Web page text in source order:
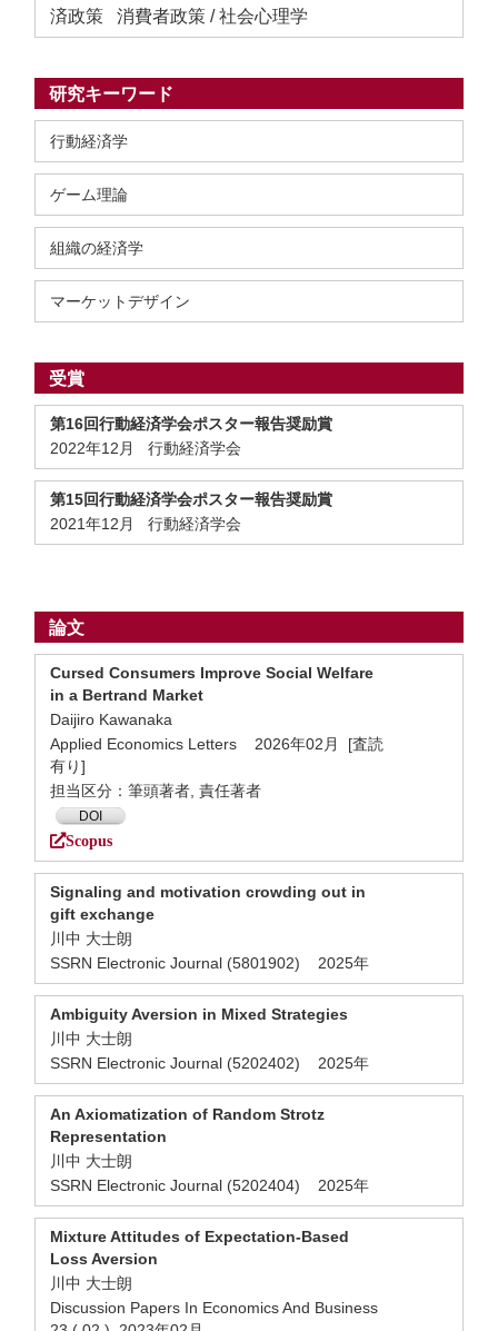
済政策 消費者政策 / 社会心理学
研究キーワード
行動経済学
ゲーム理論
組織の経済学
マーケットデザイン
受賞
第16回行動経済学会ポスター報告奨励賞
2022年12月 行動経済学会
第15回行動経済学会ポスター報告奨励賞
2021年12月 行動経済学会
論文
Cursed Consumers Improve Social Welfare
in a Bertrand Market
Daijiro Kawanaka
Applied Economics Letters 2026年02月 [査読
有り]
担当区分：筆頭著者, 責任著者
DOI
Scopus
Signaling and motivation crowding out in
gift exchange
川中 大士朗
SSRN Electronic Journal (5801902) 2025年
Ambiguity Aversion in Mixed Strategies
川中 大士朗
SSRN Electronic Journal (5202402) 2025年
An Axiomatization of Random Strotz
Representation
川中 大士朗
SSRN Electronic Journal (5202404) 2025年
Mixture Attitudes of Expectation-Based
Loss Aversion
川中 大士朗
Discussion Papers In Economics And Business